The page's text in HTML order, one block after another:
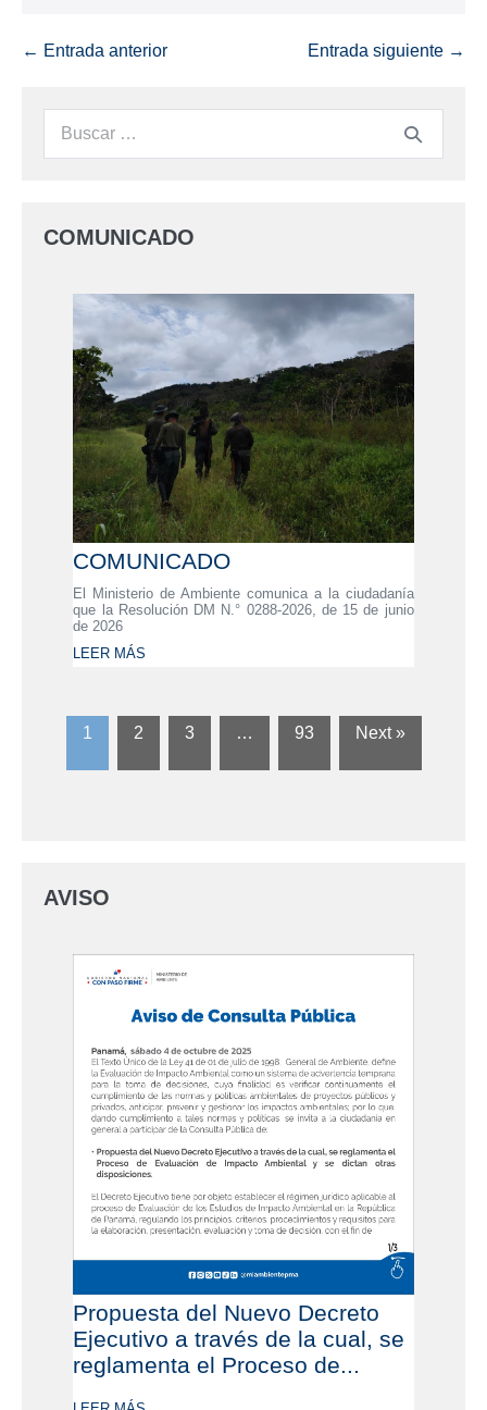
← Entrada anterior Entrada siguiente →
COMUNICADO
COMUNICADO
El Ministerio de Ambiente comunica a la ciudadanía
que la Resolución DM N.° 0288-2026, de 15 de junio
de 2026
LEER MÁS
1 2 3 … 93 Next »
AVISO
Propuesta del Nuevo Decreto
Ejecutivo a través de la cual, se
reglamenta el Proceso de...